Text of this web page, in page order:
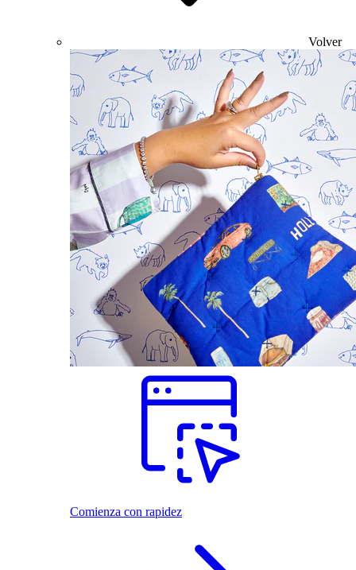
Volver
Comienza con rapidez